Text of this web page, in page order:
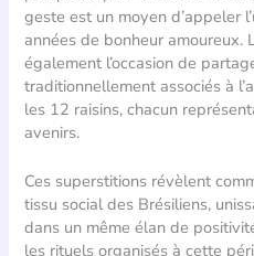
geste est un moyen d’appeler
années de bonheur amoureux.
également l’occasion de
traditionnellement associés à
les 12 raisins, chacun
avenirs.
Ces superstitions révèlent
tissu social des Brésiliens,
dans un même élan de
les rituels organisés à cette